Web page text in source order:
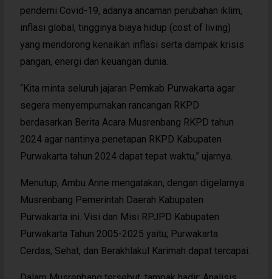
pendemi Covid-19, adanya ancaman perubahan iklim,
inflasi global, tingginya biaya hidup (cost of living)
yang mendorong kenaikan inflasi serta dampak krisis
pangan, energi dan keuangan dunia.
“Kita minta seluruh jajaran Pemkab Purwakarta agar
segera menyempurnakan rancangan RKPD
berdasarkan Berita Acara Musrenbang RKPD tahun
2024 agar nantinya penetapan RKPD Kabupaten
Purwakarta tahun 2024 dapat tepat waktu,” ujarnya.
Menutup, Ambu Anne mengatakan, dengan digelarnya
Musrenbang Pemerintah Daerah Kabupaten
Purwakarta ini. Visi dan Misi RPJPD Kabupaten
Purwakarta Tahun 2005-2025 yaitu; Purwakarta
Cerdas, Sehat, dan Berakhlakul Karimah dapat tercapai.